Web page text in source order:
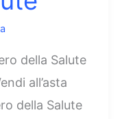
della Salute
all’asta
della Salute